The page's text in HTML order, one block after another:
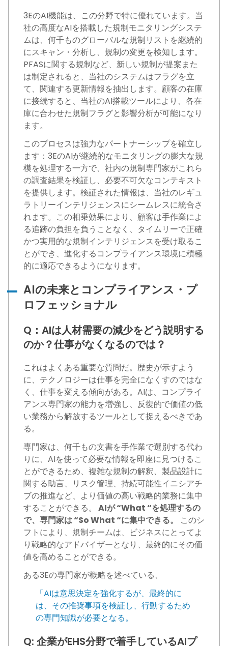
3EのAI機能は、この分野で特に優れています。当
社の高度なAIを搭載した規制モニタリングシステ
ムは、何千ものグローバルな規制リストを継続的
にスキャン・分析し、規制の変更を検知します。
PFASに関する規制など、新しい規制が提案また
は制定されると、当社のシステムはフラグを立
て、関連する更新情報を抽出します。顧客の在庫
に接続すると、当社のAI搭載ツールにより、各在
庫に合わせた規制フラグと影響分析が可能になり
ます。
このプロセスは強力なパートナーシップを確立し
ます：3EのAIが継続的なモニタリングの膨大な規
模を処理する一方で、社内の規制専門家がこれら
の調査結果を検証し、必要不可欠なコンテキスト
を提供します。検証された情報は、当社のレギュ
ラトリーインテリジェンスにシームレスに統合さ
れます。この相乗効果により、顧客は手作業によ
る追跡の負担を負うことなく、タイムリーで正確
かつ実用的な規制インテリジェンスを受け取るこ
とができ、進化するコンプライアンス環境に積極
的に適応できるようになります。
AIの未来とコンプライアンス・プ
ロフェッショナル
Q：AIは人材需要の減少をどう説明する
のか？仕事がなくなるのでは？
これはよくある重要な質問だ。歴史が示すよう
に、テクノロジーは仕事を完全になくすのではな
く、仕事を変える傾向がある。AIは、コンプライ
アンス専門家の能力を増強し、反復的で価値の低
い業務から解放するツールとして捉えるべきであ
る。
専門家は、何千もの文書を手作業で選別する代わ
りに、AIを使って必要な情報を即座に見つけるこ
とができるため、複雑な規制の解釈、製品設計に
関する助言、リスク管理、持続可能性イニシアチ
ブの推進など、より価値の高い戦略的業務に集中
することができる。
AIが “What “を処理するの
で、専門家は “So What “に集中できる。
このシ
フトにより、規制チームは、ビジネスにとってよ
り戦略的なアドバイザーとなり、最終的にその価
値を高めることができる。
ある3Eの専門家が概略を述べている、
「AIは意思決定を強化するが、最終的に
は、その推奨事項を検証し、行動するため
の専門知識が必要となる。
Q: 企業がEHS分野で着手しているAIプ